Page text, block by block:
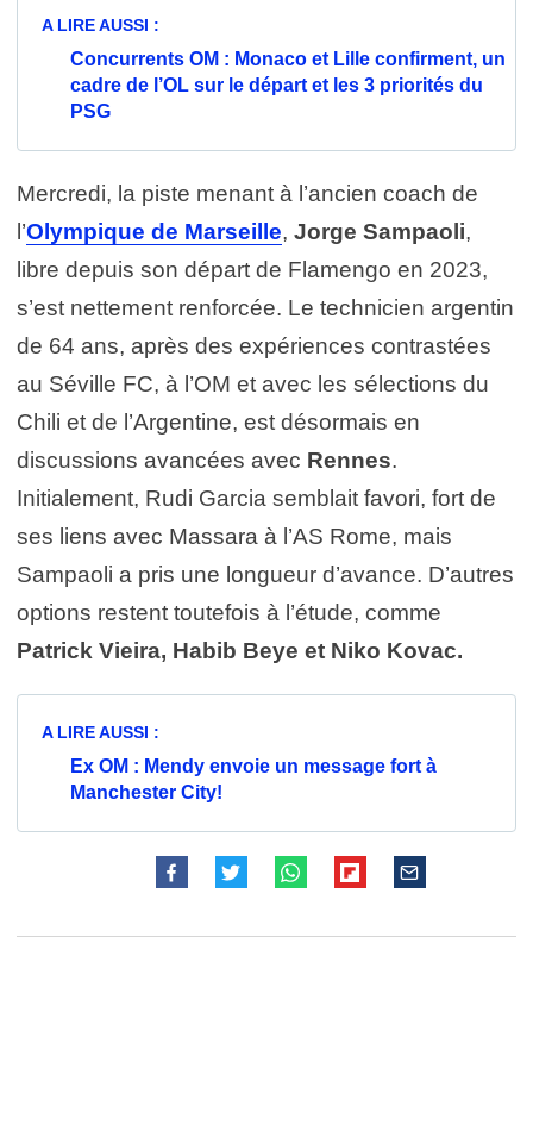
A LIRE AUSSI :
Concurrents OM : Monaco et Lille confirment, un
cadre de l’OL sur le départ et les 3 priorités du
PSG
Mercredi, la piste menant à l’ancien coach de
l’Olympique de Marseille, Jorge Sampaoli,
libre depuis son départ de Flamengo en 2023,
s’est nettement renforcée. Le technicien argentin
de 64 ans, après des expériences contrastées
au Séville FC, à l’OM et avec les sélections du
Chili et de l’Argentine, est désormais en
discussions avancées avec Rennes.
Initialement, Rudi Garcia semblait favori, fort de
ses liens avec Massara à l’AS Rome, mais
Sampaoli a pris une longueur d’avance. D’autres
options restent toutefois à l’étude, comme
Patrick Vieira, Habib Beye et Niko Kovac.
A LIRE AUSSI :
Ex OM : Mendy envoie un message fort à
Manchester City!